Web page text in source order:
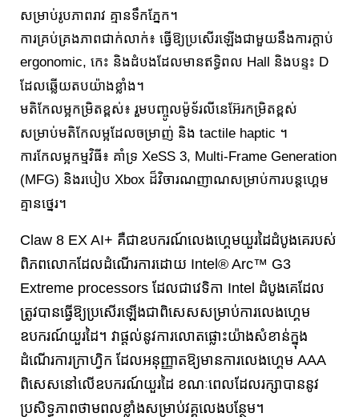
សម្រាប់រូបភាពរាវ គ្មានទឹកភ្នែក។
ការគ្រប់គ្រងភាពជាក់លាក់៖ ធ្វើឱ្យប្រសើរឡើងជាមួយនឹងការក្តាប់
ergonomic, កេះ និងដំបងដែលមានឥទ្ធិពល Hall និងបន្ទះ D
ដែលឆ្លើយតបយ៉ាងខ្លាំង។
មតិកែលម្អកម្រិតខ្ពស់៖ រួមបញ្ចូលម៉ូទ័រលីនេអ៊ែរកម្រិតខ្ពស់
សម្រាប់មតិកែលម្អដែលចម្រាញ់ និង tactile haptic ។
ការកែលម្អកម្មវិធី៖ គាំទ្រ XeSS 3, Multi-Frame Generation
(MFG) និងរបៀប Xbox ដ៏វិចារណញាណសម្រាប់ការបន្តហ្គេម
គ្មានថ្នេរ។
Claw 8 EX AI+ គឺជាឧបករណ៍លេងហ្គេមយួរដៃដំបូងគេរបស់
ពិភពលោកដែលដំណើរការដោយ Intel® Arc™ G3
Extreme processors ដែលជាវេទិកា Intel ដំបូងគេដែល
ត្រូវបានធ្វើឱ្យប្រសើរឡើងជាពិសេសសម្រាប់ការលេងហ្គេម
ឧបករណ៍យួរដៃ។ វាផ្តល់នូវការលោតផ្លោះយ៉ាងសំខាន់ក្នុង
ដំណើរការក្រាហ្វិក ដែលអនុញ្ញាតឱ្យមានការលេងហ្គេម AAA
ពិសេសនៅលើឧបករណ៍យួរដៃ ខណៈពេលដែលរក្សាបាននូវ
ប្រសិទ្ធភាពថាមពលខ្លាំងសម្រាប់វគ្គលេងបន្ថែម។